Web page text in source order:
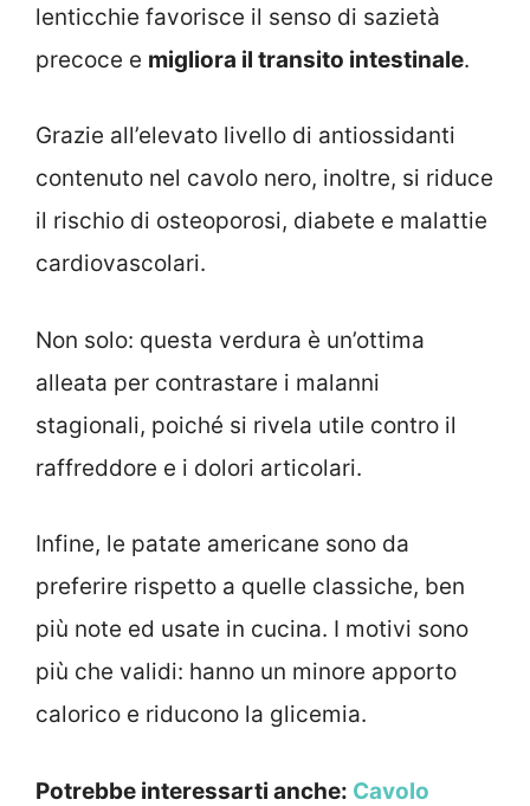
lenticchie favorisce il senso di sazietà
precoce e migliora il transito intestinale.
Grazie all’elevato livello di antiossidanti
contenuto nel cavolo nero, inoltre, si riduce
il rischio di osteoporosi, diabete e malattie
cardiovascolari.
Non solo: questa verdura è un’ottima
alleata per contrastare i malanni
stagionali, poiché si rivela utile contro il
raffreddore e i dolori articolari.
Infine, le patate americane sono da
preferire rispetto a quelle classiche, ben
più note ed usate in cucina. I motivi sono
più che validi: hanno un minore apporto
calorico e riducono la glicemia.
Potrebbe interessarti anche: Cavolo